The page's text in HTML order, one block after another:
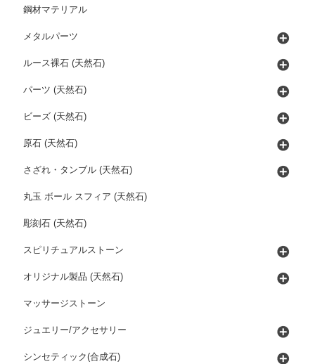
鋼材マテリアル
メタルパーツ
ルース裸石 (天然石)
パーツ (天然石)
ビーズ (天然石)
原石 (天然石)
さざれ・タンブル (天然石)
丸玉 ボール スフィア (天然石)
彫刻石 (天然石)
スピリチュアルストーン
オリジナル製品 (天然石)
マッサージストーン
ジュエリー/アクセサリー
シンセティック(合成石)